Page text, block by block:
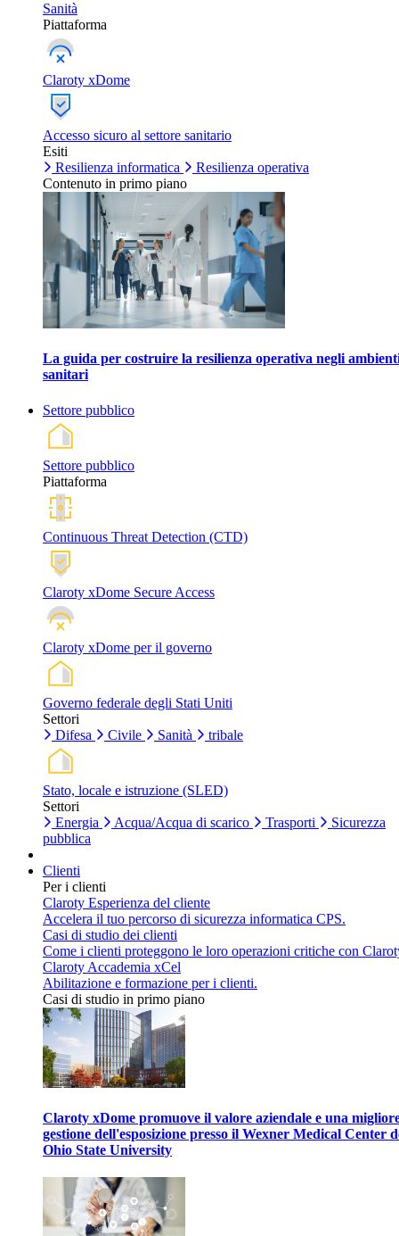
Sanità
Piattaforma
Claroty xDome
Accesso sicuro al settore sanitario
Esiti
Resilienza informatica
Resilienza operativa
Contenuto in primo piano
La guida per costruire la resilienza operativa negli
sanitari
Settore pubblico
Settore pubblico
Piattaforma
Continuous Threat Detection (CTD)
Claroty xDome Secure Access
Claroty xDome per il governo
Governo federale degli Stati Uniti
Settori
Difesa
Civile Sanità tribale
Stato, locale e istruzione (SLED)
Settori
Energia
Acqua/Acqua di scarico Trasporti
Sicurezza
pubblica
Clienti
Per i clienti
Claroty Esperienza del cliente
Accelera il tuo percorso di sicurezza informatica CPS.
Casi di studio dei clienti
Come i clienti proteggono le loro operazioni critiche con
Claroty Accademia xCel
Abilitazione e formazione per i clienti.
Casi di studio in primo piano
Claroty xDome promuove il valore aziendale e una
gestione dell'esposizione presso il Wexner Medical Center
Ohio State University